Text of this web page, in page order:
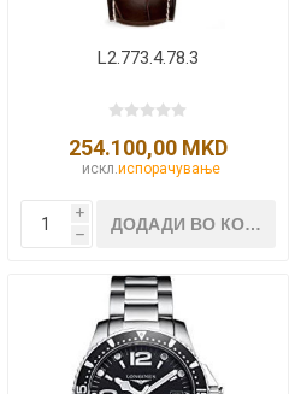
L2.773.4.78.3
254.100,00 MKD
искл.испорачување
i
h